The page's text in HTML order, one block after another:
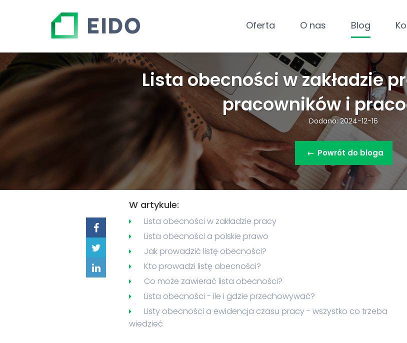
Oferta O nas Blog
Lista obecności w zakładzie
pracowników i
Dodano: 2024-12-16
← Powrót do bloga
W artykule:
Lista obecności w zakładzie pracy
Lista obecności a polskie prawo
Jak prowadzić listę obecności?
Kto prowadzi listę obecności?
Co może zawierać lista obecności?
Lista obecności - ile i gdzie przechowywać?
Listy obecności a ewidencja czasu pracy - wszystko co trzeba
wiedzieć